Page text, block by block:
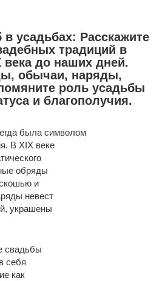
в усадьбах: Расскажите
традиций в
века до наших дней.
обычаи, наряды,
роль усадьбы
и благополучия.
была символом
В XIX веке
обряды
и
невест
украшены
свадьбы
себя
как